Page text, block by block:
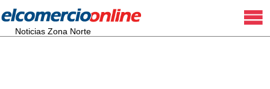
Noticias Zona Norte